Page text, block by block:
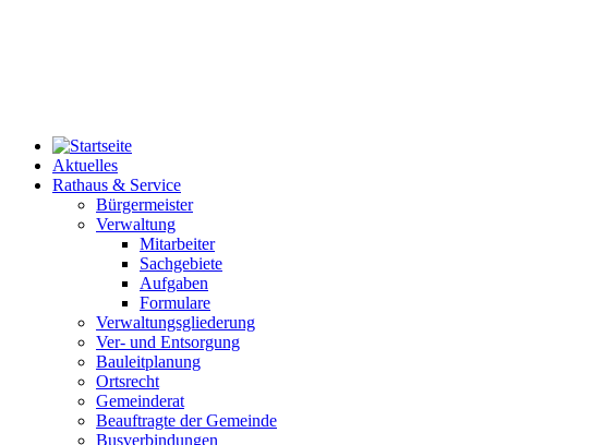
Aktuelles
Rathaus & Service
Bürgermeister
Verwaltung
Mitarbeiter
Sachgebiete
Aufgaben
Formulare
Verwaltungsgliederung
Ver- und Entsorgung
Bauleitplanung
Ortsrecht
Gemeinderat
Beauftragte der Gemeinde
Busverbindungen